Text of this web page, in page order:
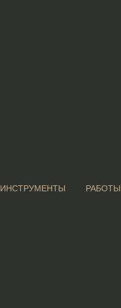
ИНСТРУМЕНТЫ РАБОТЫ